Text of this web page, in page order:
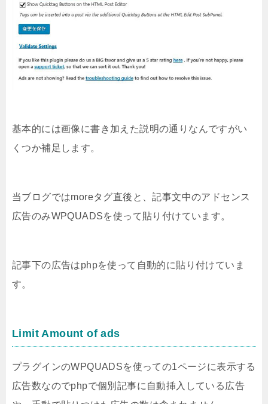
基本的には画像に書き加えた説明の通りなんですがい
くつか補足します。
当ブログではmoreタグ直後と、記事文中のアドセンス
広告のみWPQUADSを使って貼り付けています。
記事下の広告はphpを使って自動的に貼り付けていま
す。
Limit Amount of ads
プラグインのWPQUADSを使っての1ページに表示する
広告数なのでphpで個別記事に自動挿入している広告